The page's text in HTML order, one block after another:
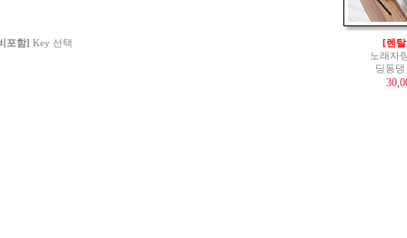
포함] Key 선택
[렌
노래자
딩동